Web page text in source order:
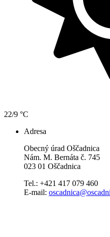
22/9 °C
Adresa
Obecný úrad Oščadnica
Nám. M. Bernáta č. 745
023 01 Oščadnica
Tel.: +421 417 079 460
E-mail: